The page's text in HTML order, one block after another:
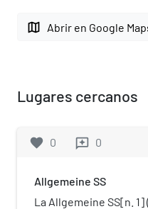
map Abrir en Google
Lugares cercanos
favorite 0 reviews 0
Allgemeine SS
La Allgemeine SS[n.